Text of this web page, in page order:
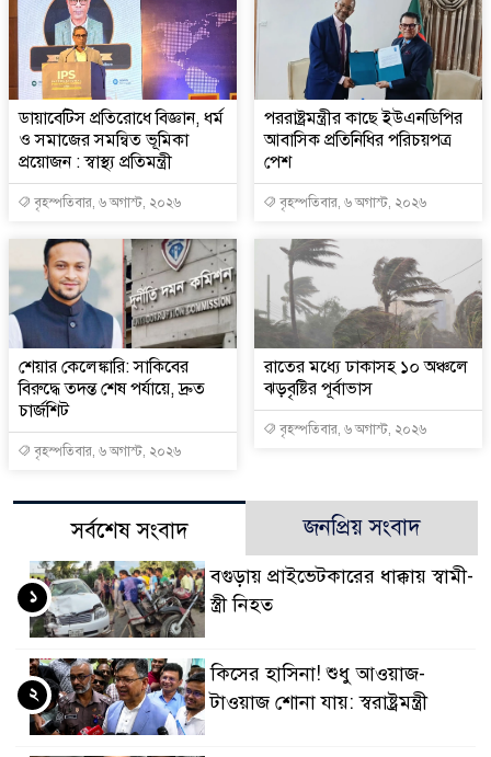
ডায়াবেটিস প্রতিরোধে বিজ্ঞান, ধর্ম
ও সমাজের সমন্বিত ভূমিকা
প্রয়োজন : স্বাস্থ্য প্রতিমন্ত্রী
বৃহস্পতিবার, ৬ অগাস্ট, ২০২৬
পররাষ্ট্রমন্ত্রীর কা‌ছে ইউএনডিপির
আবাসিক প্রতিনিধির পরিচয়পত্র
পেশ
বৃহস্পতিবার, ৬ অগাস্ট, ২০২৬
শেয়ার কেলেঙ্কারি: সাকিবের
বিরুদ্ধে তদন্ত শেষ পর্যায়ে, দ্রুত
চার্জশিট
বৃহস্পতিবার, ৬ অগাস্ট, ২০২৬
রাতের মধ্যে ঢাকাসহ ১০ অঞ্চলে
ঝড়বৃষ্টির পূর্বাভাস
বৃহস্পতিবার, ৬ অগাস্ট, ২০২৬
সর্বশেষ সংবাদ জনপ্রিয় সংবাদ
বগুড়ায় প্রাইভেটকারের ধাক্কায় স্বামী-
স্ত্রী নিহত
১
কিসের হাসিনা! শুধু আওয়াজ-
টাওয়াজ শোনা যায়: স্বরাষ্ট্রমন্ত্রী
২